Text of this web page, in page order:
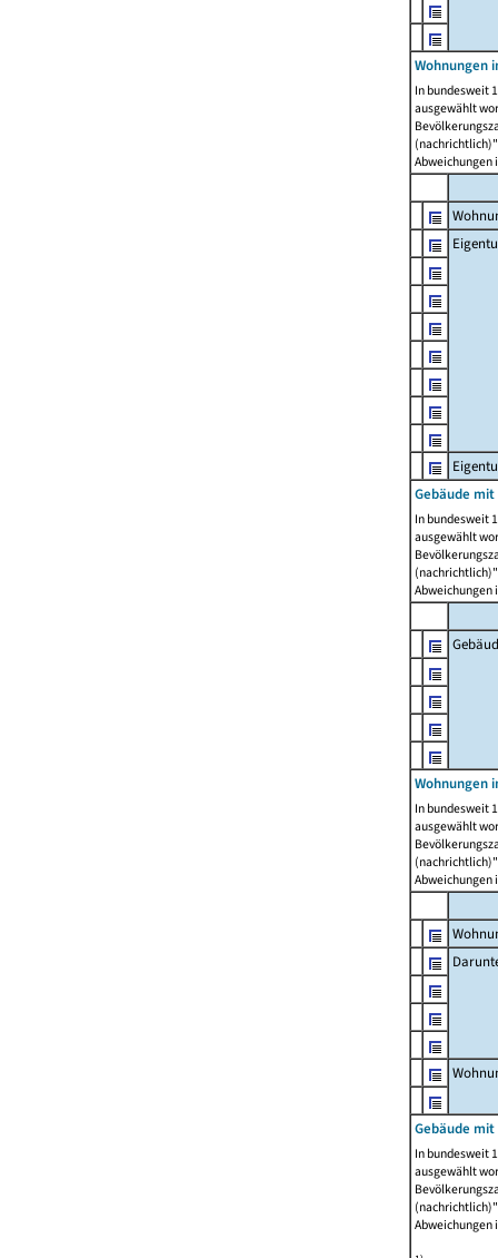
Wohnungen
In bundesweit
ausgewählt
Abweichungen
Gebäude
In bundesweit
ausgewählt
Abweichungen
Wohnungen
In bundesweit
ausgewählt
Abweichungen
Gebäude
In bundesweit
ausgewählt
Abweichungen